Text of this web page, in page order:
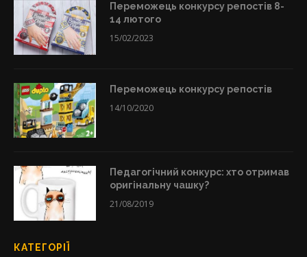
Переможець конкурсу репостів 8-
14 лютого
15/02/2023
Переможець конкурсу репостів
14/10/2020
Педагогічний конкурс: хто отримав
оригінальну чашку?
21/08/2019
КАТЕГОРІЇ